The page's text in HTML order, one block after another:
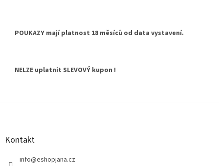
POUKAZY mají platnost 18 měsíců od data vystavení.
NELZE uplatnit SLEVOVÝ kupon !
Z
Kontakt
info@eshopjana.cz